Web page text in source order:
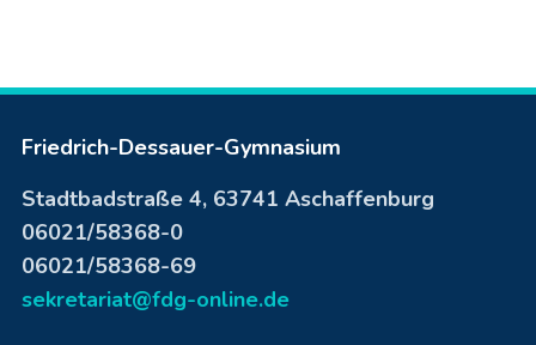
Friedrich-Dessauer-Gymnasium
Stadtbadstraße 4, 63741 Aschaffenburg
06021/58368-0
06021/58368-69
sekretariat@fdg-online.de